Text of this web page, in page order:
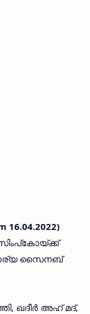
സൈനബ്
ഖദീര്‍ അഹ് മദ്,